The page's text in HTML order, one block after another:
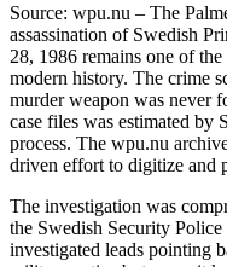
Source: wpu.nu – The
assassination of Swedish
28, 1986 remains one of
modern history. The crime
murder weapon was never
case files was estimated by
process. The wpu.nu
driven effort to digitize and
The investigation was
the Swedish Security
investigated leads pointing